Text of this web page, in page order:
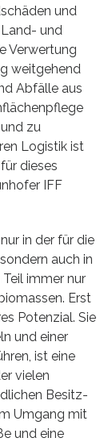
und
und
Verwertung
weitgehend
Abfälle aus
zu
Logistik ist
dieses
IFF
in der für die
auch in
immer nur
Erst
Potenzial. Sie
und einer
ist eine
vielen
Besitz-
Umgang mit
und eine